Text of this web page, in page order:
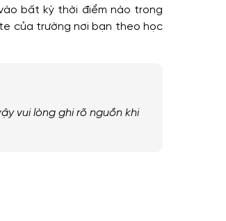
bất kỳ thời điểm nào trong
của trường nơi bạn theo học
vui lòng ghi rõ nguồn khi